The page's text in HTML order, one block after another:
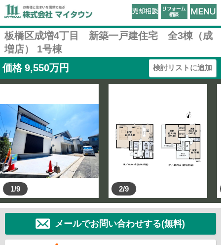
板橋区成増4丁目 新築一戸建住宅 全3棟（成
増店） 1号棟
価格 9,550万円 検討リストに追加
1/9 2/9
メールでお問い合わせする(無料)